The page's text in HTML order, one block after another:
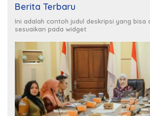
Berita Terbaru
Ini adalah contoh judul deskripsi yang bisa
sesuaikan pada widget